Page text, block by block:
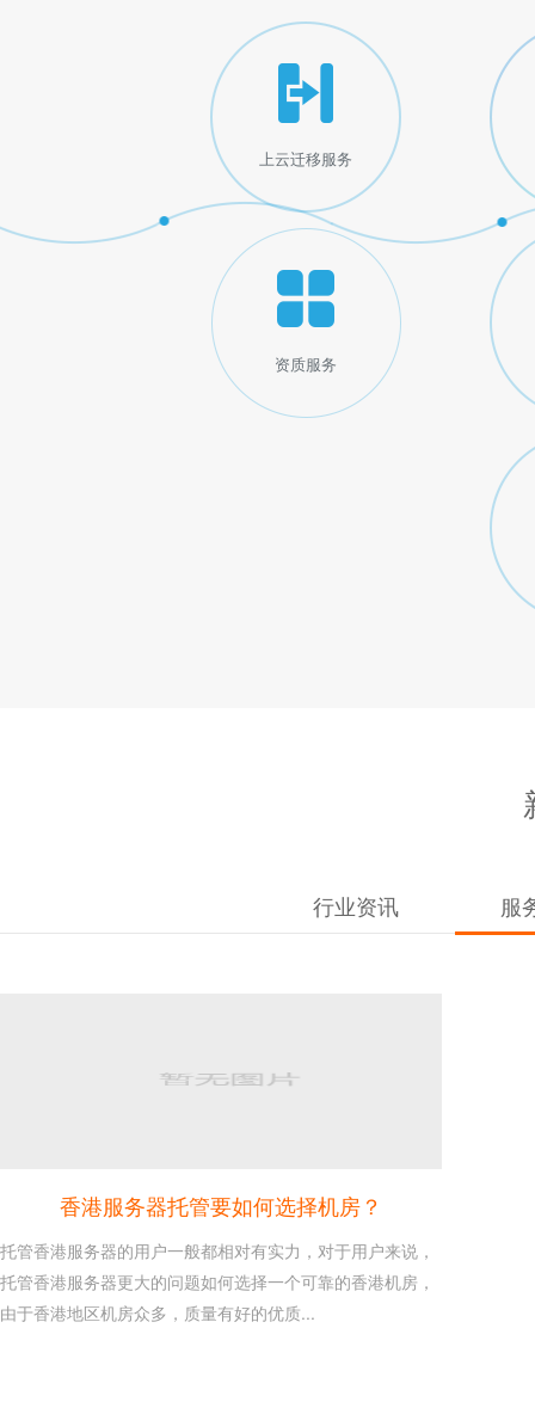
上云迁移服务
资质服务
行业资讯 服
香港服务器托管要如何选择机房？
托管香港服务器的用户一般都相对有实力，对于用户来说，
托管香港服务器更大的问题如何选择一个可靠的香港机房，
由于香港地区机房众多，质量有好的优质...